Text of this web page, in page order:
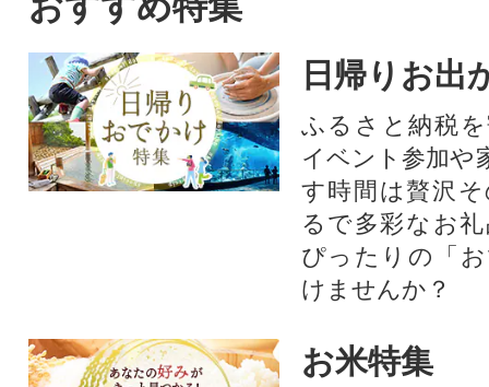
日帰りお出
ふるさと納税
イベント参加や
す時間は贅沢
るで多彩なお
ぴったりの「
けませんか？
お米特集